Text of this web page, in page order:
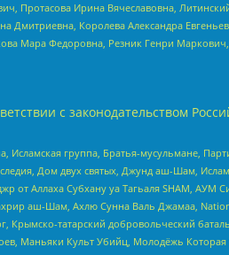
Протасова Ирина Вячеславовна,
Королева Александра
Мара Федоровна, Резник Генри
с законодательством
группа, Братья-мусульмане,
Дом двух святых, Джунд аш-Шам,
от Аллаха Субхану уа Тагьаля SHAM, АУМ
аш-Шам, Ахлю Сунна Валь Джамаа,
Крымско-татарский добровольческий
Маньяки Культ Убийц, Молодёжь